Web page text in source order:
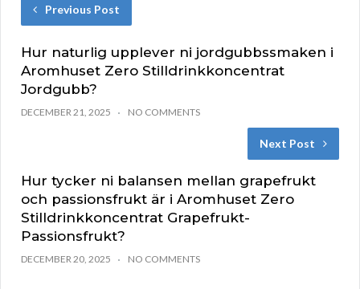
Previous Post
Hur naturlig upplever ni jordgubbssmaken i
Aromhuset Zero Stilldrinkkoncentrat
Jordgubb?
DECEMBER 21, 2025 NO COMMENTS
Next Post
Hur tycker ni balansen mellan grapefrukt
och passionsfrukt är i Aromhuset Zero
Stilldrinkkoncentrat Grapefrukt-
Passionsfrukt?
DECEMBER 20, 2025 NO COMMENTS